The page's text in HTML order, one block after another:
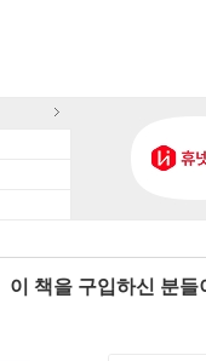
이 책을 구입하신 분